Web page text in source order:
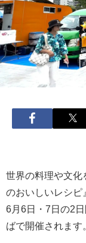
世界の料理や文化
のおいしいレシピ
6月6日・7日の2
ばで開催されます